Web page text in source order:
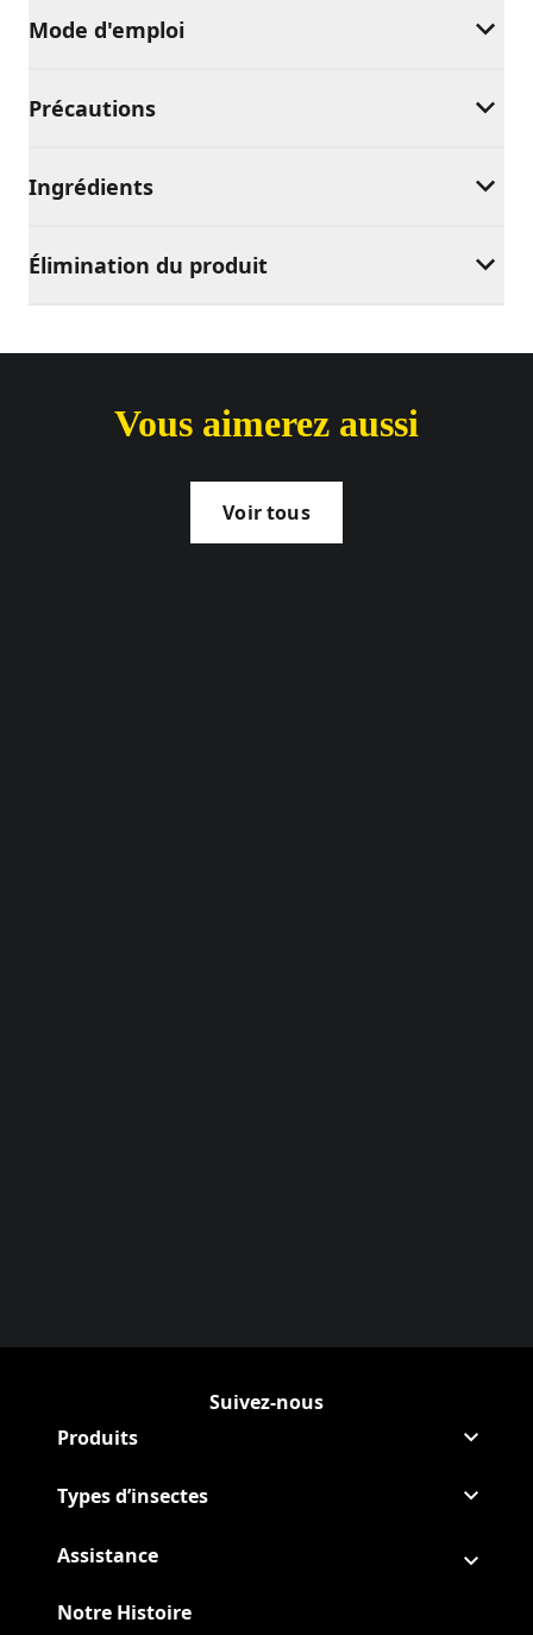
Mode d'emploi
Précautions
Ingrédients
Élimination du produit
Vous aimerez aussi
Voir tous
Suivez-nous
Suivre Raid sur Facebook
(Opens in a new tab)
Suivre Raid sur
(Opens in a new tab)
Produits
Types d’insectes
Assistance
Notre Histoire